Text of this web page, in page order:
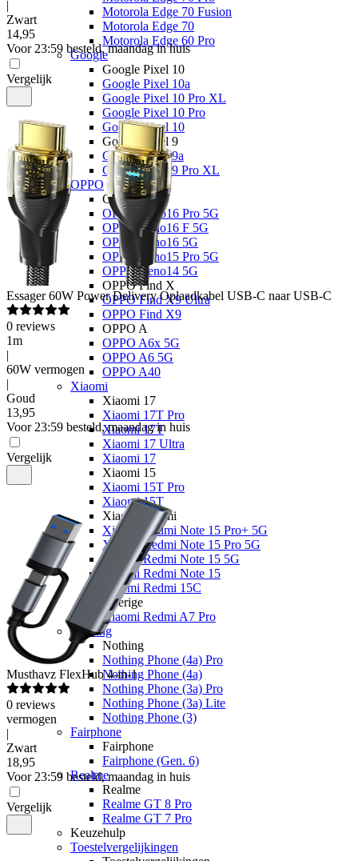
Motorola Edge 70 Fusion
Motorola Edge 70
Motorola Edge 60 Pro
Google
Google Pixel 10
Google Pixel 10a
Google Pixel 10 Pro XL
Google Pixel 10 Pro
Google Pixel 10
Google Pixel 9
Google Pixel 9a
Google Pixel 9 Pro XL
OPPO
OPPO Reno
OPPO Reno16 Pro 5G
OPPO Reno16 F 5G
OPPO Reno16 5G
OPPO Reno15 Pro 5G
OPPO Reno14 5G
OPPO Find X
OPPO Find X9 Ultra
OPPO Find X9
OPPO A
OPPO A6x 5G
OPPO A6 5G
OPPO A40
Xiaomi
Xiaomi 17
Xiaomi 17T Pro
Xiaomi 17T
Xiaomi 17 Ultra
Xiaomi 17
Xiaomi 15
Xiaomi 15T Pro
Xiaomi 15T
Xiaomi Redmi
Xiaomi Redmi Note 15 Pro+ 5G
Xiaomi Redmi Note 15 Pro 5G
Xiaomi Redmi Note 15 5G
Xiaomi Redmi Note 15
Xiaomi Redmi 15C
Overige
Xiaomi Redmi A7 Pro
Nothing
Nothing
Nothing Phone (4a) Pro
Nothing Phone (4a)
Nothing Phone (3a) Pro
Nothing Phone (3a) Lite
Nothing Phone (3)
Fairphone
Fairphone
Fairphone (Gen. 6)
Realme
Realme
Realme GT 8 Pro
Realme GT 7 Pro
Keuzehulp
Toestelvergelijkingen
|
Zwart
14,95
Voor 23:59 besteld, maandag in huis
Vergelijk
Essager 60W Power Delivery Oplaadkabel USB-C naar USB-C
0 reviews
1m
|
60W vermogen
|
Goud
13,95
Voor 23:59 besteld, maandag in huis
Vergelijk
Musthavz FlexHub 4-in-1
0 reviews
vermogen
|
Zwart
18,95
Voor 23:59 besteld, maandag in huis
Vergelijk